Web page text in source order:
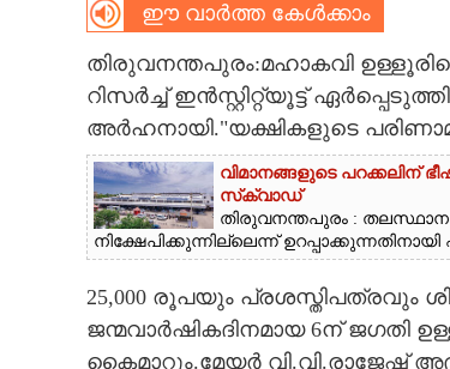
CARTOONS
LITERATURE
CONTACT US
ഈ വാർത്ത കേൾക്കാം
തിരുവനന്തപുരം:മഹാകവി
റിസർച്ച് ഇൻസ്റ്റിറ്റ്യൂട്ട്
അർഹനായി."യക്ഷികളുടെ
വിമാനങ്ങളുടെ പറക്കലിന്
സ്‌ക്വാഡ്
തിരുവനന്തപുരം :
നിക്ഷേപിക്കുന്നില്ലെന്ന്
25,000 രൂപയും പ്രശസ്തിപത്രവും
ജന്മവാർഷികദിനമായ 6ന് ജഗതി
കൈമാറും.മേയർ വി.വി.രാജേഷ്